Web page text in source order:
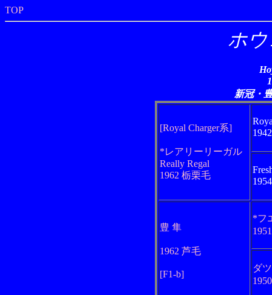
TOP
ホ
新冠・
[Royal Charger系]
*レアリーリーガル
Really Regal
1962 栃栗毛
豊 隼
1962 芦毛
[F1-b]
*フ
ダ